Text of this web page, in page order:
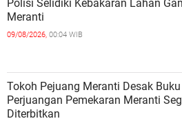
Polisi Selidiki Kebakaran Lahan
Meranti
09/08/2026, 00:04 WIB
Tokoh Pejuang Meranti Desak
Perjuangan Pemekaran Meranti
Diterbitkan